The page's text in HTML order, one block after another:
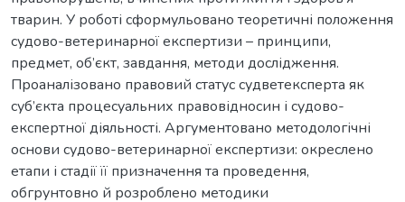
тварин. У роботі сформульовано теоретичні положення
судово-ветеринарної експертизи – принципи,
предмет, об’єкт, завдання, методи дослідження.
Проаналізовано правовий статус судветексперта як
суб’єкта процесуальних правовідносин і судово-
експертної діяльності. Аргументовано методологічні
основи судово-ветеринарної експертизи: окреслено
етапи і стадії її призначення та проведення,
обгрунтовно й розроблено методики